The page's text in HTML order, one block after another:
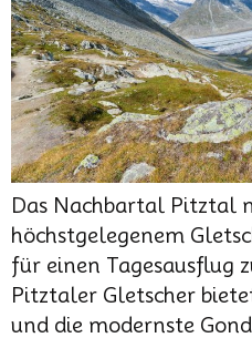
Das Nachbartal Pitztal
höchstgelegenem
für einen Tagesausflug
Pitztaler Gletscher
und die modernste